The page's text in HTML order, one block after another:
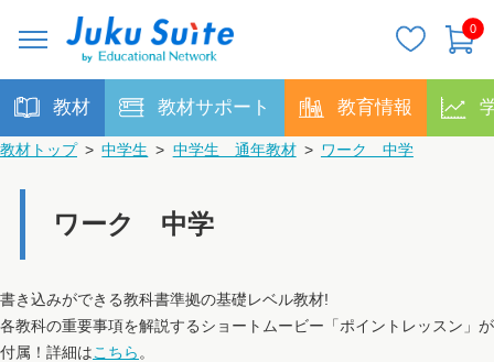
0
教材 教材サポート 教育情報
教材トップ > 中学生 > 中学生 通年教材 > ワーク 中学
ワーク 中学
書き込みができる教科書準拠の基礎レベル教材!
各教科の重要事項を解説するショートムービー「ポイントレッスン」が
付属！詳細はこちら 。